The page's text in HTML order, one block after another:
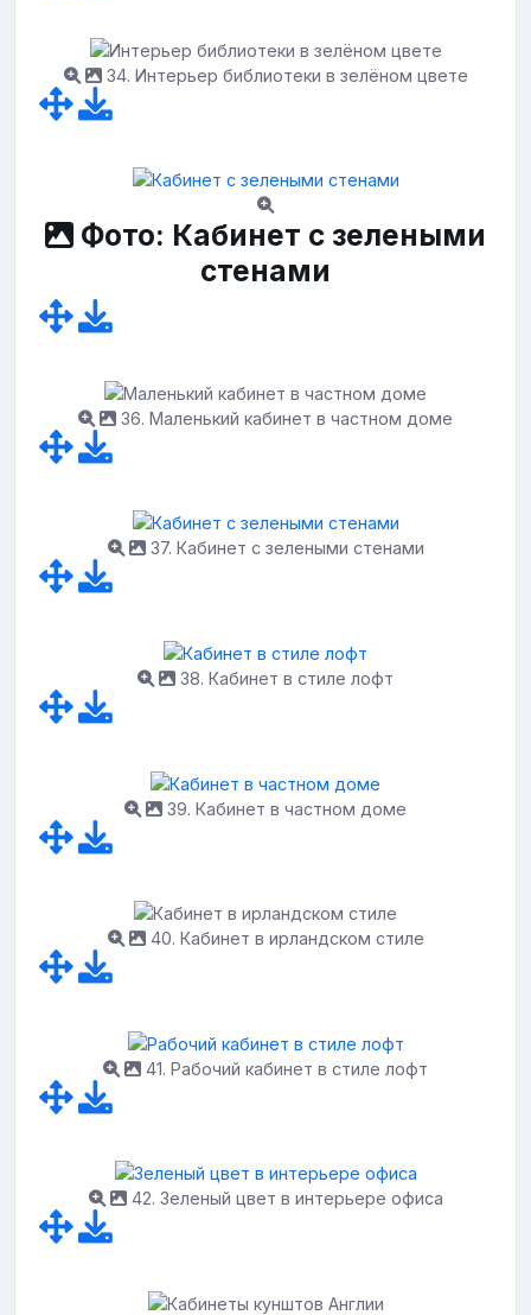
34. Интерьер библиотеки в зелёном цвете
Фото: Кабинет с зелеными
стенами
36. Маленький кабинет в частном доме
37. Кабинет с зелеными стенами
38. Кабинет в стиле лофт
39. Кабинет в частном доме
40. Кабинет в ирландском стиле
41. Рабочий кабинет в стиле лофт
42. Зеленый цвет в интерьере офиса